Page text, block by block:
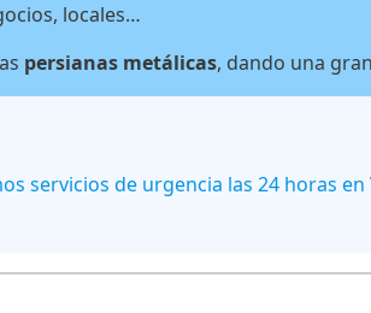
locales…
persianas metálicas, dando una
servicios de urgencia las 24 horas en